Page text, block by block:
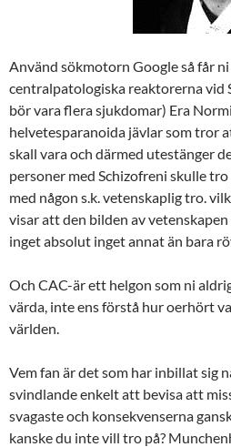
Använd sökmotorn Google så får
centralpatologiska reaktorerna vid
bör vara flera sjukdomar) Era
helvetesparanoida jävlar som tror
skall vara och därmed utestänger
personer med Schizofreni skulle
med någon s.k. vetenskaplig tro.
visar att den bilden av
inget absolut inget annat än bara
Och CAC-är ett helgon som ni
värda, inte ens förstå hur oerhört
världen.
Vem fan är det som har inbillat sig
svindlande enkelt att bevisa att
svagaste och konsekvenserna
kanske du inte vill tro på?